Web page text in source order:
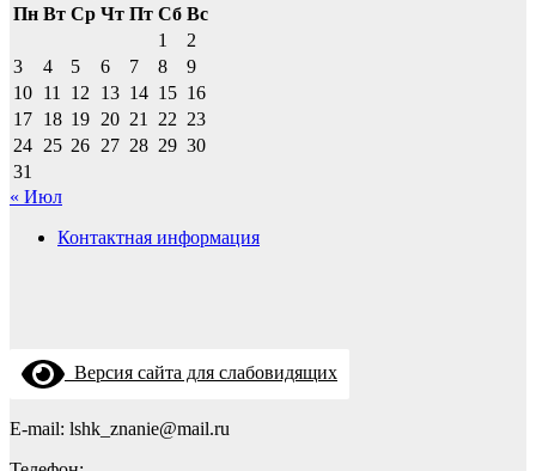
Пн Вт Ср Чт Пт Сб Вс
1
2
3
4 5 6 7 8
9
10 11 12 13 14 15 16
17 18 19 20 21 22 23
24 25 26 27 28 29 30
31
« Июл
Контактная информация
Версия сайта для слабовидящих
E-mail: lshk_znanie@mail.ru